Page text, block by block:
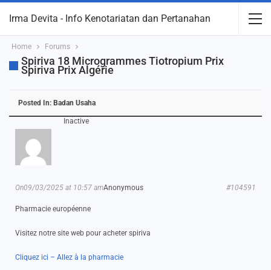
Irma Devita - Info Kenotariatan dan Pertanahan
Home Forums
Spiriva 18 Microgrammes Tiotropium Prix
Spiriva Prix Algérie
Posted In: Badan Usaha
Inactive
Anonymous
On09/03/2025 at 10:57 am #104591
Pharmacie européenne
Visitez notre site web pour acheter spiriva
Cliquez ici – Allez à la pharmacie